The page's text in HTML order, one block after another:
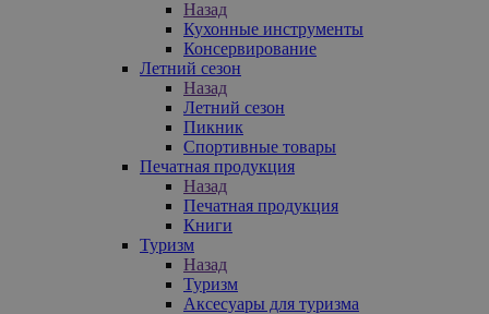
Назад
Кухонные инструменты
Консервирование
Летний сезон
Назад
Летний сезон
Пикник
Спортивные товары
Печатная продукция
Назад
Печатная продукция
Книги
Туризм
Назад
Туризм
Аксесуары для туризма